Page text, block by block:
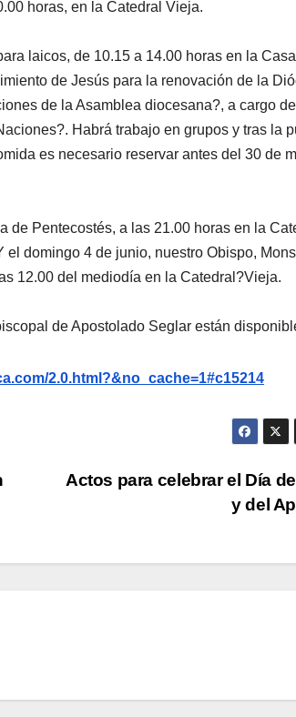
horas, en la Catedral Vieja.
laicos, de 10.15 a 14.00 horas en la
de Jesús para la renovación de la
de la Asamblea diocesana?, a cargo
Habrá trabajo en grupos y tras la
es necesario reservar antes del 30 de
de Pentecostés, a las 21.00 horas en la
domingo 4 de junio, nuestro Obispo,
12.00 del mediodía en la Catedral?Vieja.
de Apostolado Seglar están
2.0.html?&no_cache=1#c15214
Actos para celebrar el Día
y del